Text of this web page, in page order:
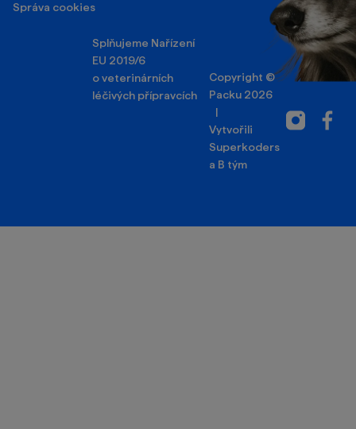
Správa cookies
Splňujeme Nařízení
EU 2019/6
o veterinárních
léčivých přípravcích
Copyright ©
Packu 2026
|
Vytvořili
Superkoders
a B tým
Instagram